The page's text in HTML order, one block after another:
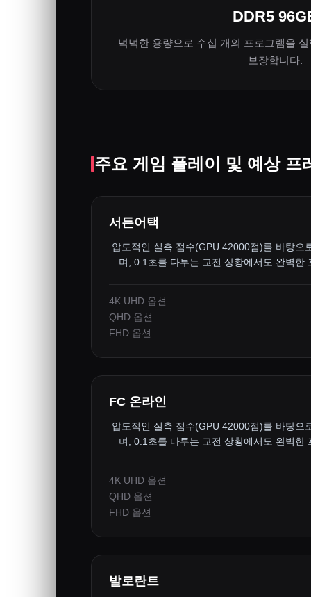
DDR5
넉넉한 용량으로 수십 개의 프로그램을
보장합니다.
주요 게임 플레이 및 예상 프
서든어택
압도적인 실측 점수(GPU 42000점)를 바탕으
며, 0.1초를 다투는 교전 상황에서도 완벽한
4K UHD 옵션
QHD 옵션
FHD 옵션
FC 온라인
압도적인 실측 점수(GPU 42000점)를 바탕으
며, 0.1초를 다투는 교전 상황에서도 완벽한
4K UHD 옵션
QHD 옵션
FHD 옵션
발로란트